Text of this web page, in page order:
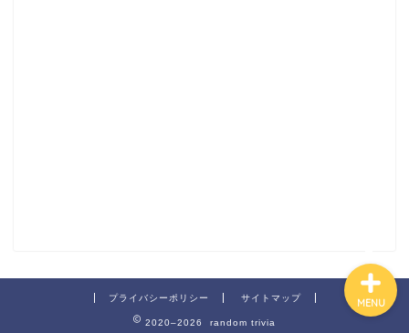
プライバシーポリシー サイトマップ
2020–2026 random trivia
MENU